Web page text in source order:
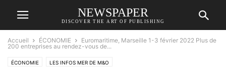
NEWSPAPER
DISCOVER THE ART OF PUBLISHING
Accueil ÉCONOMIE
Euromaritime, Marseille 1-3 février 2022 Plus de
200 entreprises au rendez-vous de...
ÉCONOMIE LES INFOS MER DE M&O